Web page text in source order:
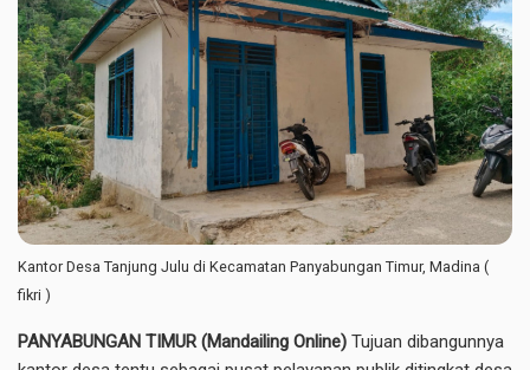
Kantor Desa Tanjung Julu di Kecamatan Panyabungan Timur, Madina (
fikri )
PANYABUNGAN TIMUR (Mandailing Online) Tujuan dibangunnya